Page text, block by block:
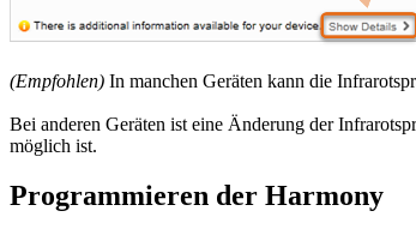
(Empfohlen) In manchen Geräten kann die
Bei anderen Geräten ist eine Änderung der
möglich ist.
Programmieren der Harmony